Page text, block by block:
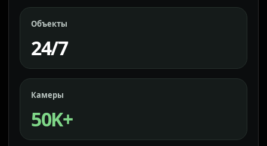
Объекты
24/7
Камеры
50K+